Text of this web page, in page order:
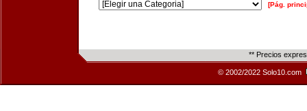
[Pág.
** Precios
© 2002/2022 Solo10.com